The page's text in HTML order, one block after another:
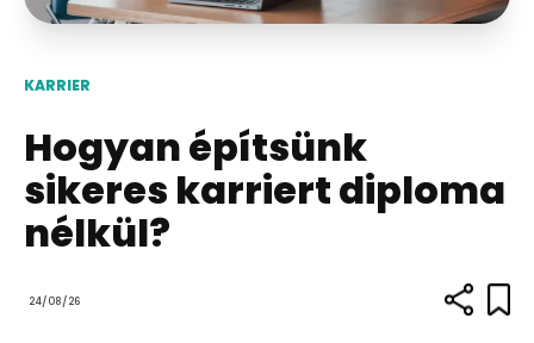
KARRIER
Hogyan építsünk
sikeres karriert diploma
nélkül?
24/08/26